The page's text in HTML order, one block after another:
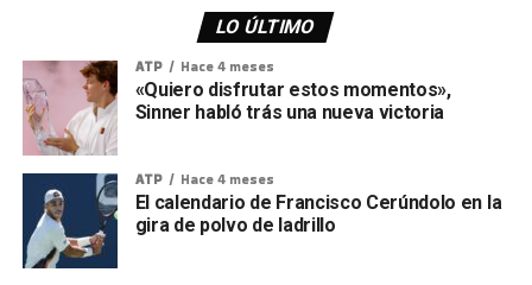
LO ÚLTIMO
ATP Hace 4 meses
«Quiero disfrutar estos momentos»,
Sinner habló trás una nueva victoria
ATP Hace 4 meses
El calendario de Francisco Cerúndolo en la
gira de polvo de ladrillo